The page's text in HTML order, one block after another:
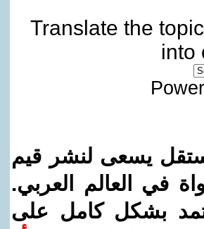
Translate the topic
into
يسعى لنشر قيم
في العالم العربي.
بشكل كامل على